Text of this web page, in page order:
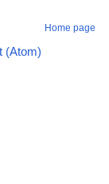
Home page
(Atom)